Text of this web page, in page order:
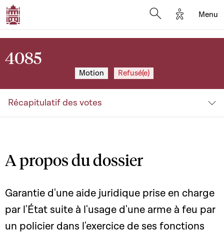
Options
Menu
4085
Motion Refusé(e)
Récapitulatif des votes
A propos du dossier
Garantie d'une aide juridique prise en charge
par l'État suite à l'usage d'une arme à feu par
un policier dans l'exercice de ses fonctions